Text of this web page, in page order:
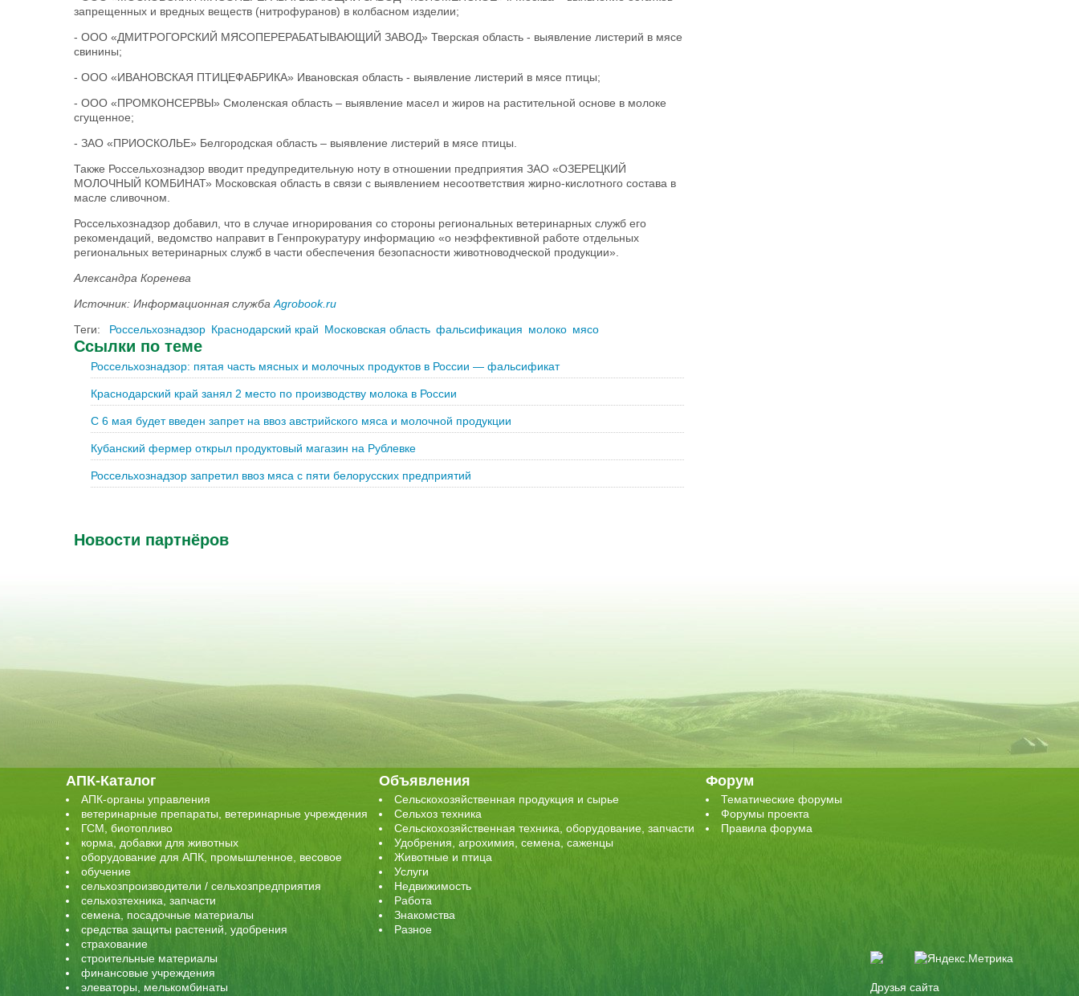
запрещенных и вредных веществ (нитрофуранов) в колбасном изделии;
- ООО «ДМИТРОГОРСКИЙ МЯСОПЕРЕРАБАТЫВАЮЩИЙ ЗАВОД» Тверская область - выявление листерий в мясе
свинины;
- ООО «ИВАНОВСКАЯ ПТИЦЕФАБРИКА» Ивановская область - выявление листерий в мясе птицы;
- ООО «ПРОМКОНСЕРВЫ» Смоленская область – выявление масел и жиров на растительной основе в молоке
сгущенное;
- ЗАО «ПРИОСКОЛЬЕ» Белгородская область – выявление листерий в мясе птицы.
Также Россельхознадзор вводит предупредительную ноту в отношении предприятия ЗАО «ОЗЕРЕЦКИЙ
МОЛОЧНЫЙ КОМБИНАТ» Московская область в связи с выявлением несоответствия жирно-кислотного состава в
масле сливочном.
Россельхознадзор добавил, что в случае игнорирования со стороны региональных ветеринарных служб его
рекомендаций, ведомство направит в Генпрокуратуру информацию «о неэффективной работе отдельных
региональных ветеринарных служб в части обеспечения безопасности животноводческой продукции».
Александра Коренева
Источник: Информационная служба Agrobook.ru
Теги:
Россельхознадзор Краснодарский край Московская область фальсификация молоко мясо
Ссылки по теме
Россельхознадзор: пятая часть мясных и молочных продуктов в России — фальсификат
Краснодарский край занял 2 место по производству молока в России
С 6 мая будет введен запрет на ввоз австрийского мяса и молочной продукции
Кубанский фермер открыл продуктовый магазин на Рублевке
Россельхознадзор запретил ввоз мяса с пяти белорусских предприятий
Новости партнёров
АПК-Каталог
АПК-органы управления
ветеринарные препараты, ветеринарные учреждения
ГСМ, биотопливо
корма, добавки для животных
оборудование для АПК, промышленное, весовое
обучение
сельхозпроизводители / сельхозпредприятия
сельхозтехника, запчасти
семена, посадочные материалы
средства защиты растений, удобрения
страхование
строительные материалы
финансовые учреждения
элеваторы, мелькомбинаты
Объявления
Сельскохозяйственная продукция и сырье
Сельхоз техника
Сельскохозяйственная техника, оборудование, запчасти
Удобрения, агрохимия, семена, саженцы
Животные и птица
Услуги
Недвижимость
Работа
Знакомства
Разное
Форум
Тематические форумы
Форумы проекта
Правила форума
Друзья сайта